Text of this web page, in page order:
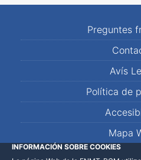
Preguntes
Avís
Política de
Mapa
INFORMACIÓN SOBRE COOKIES